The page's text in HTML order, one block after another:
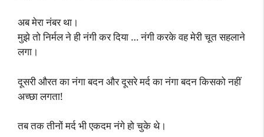
अब मेरा नंबर था।
मुझे तो निर्मल ने ही नंगी कर दिया … नंगी करके वह मेरी चूत सहलाने
लगा।
दूसरी औरत का नंगा बदन और दूसरे मर्द का नंगा बदन किसको नहीं
अच्छा लगता!
तब तक तीनों मर्द भी एकदम नंगे हो चुके थे।